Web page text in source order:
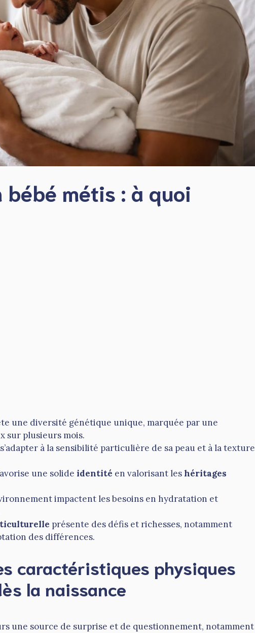
bébé métis : à quoi
une diversité génétique unique, marquée par une
sur plusieurs mois.
à la sensibilité particulière de sa peau et à la texture
une solide identité en valorisant les héritages
impactent les besoins en hydratation et
présente des défis et richesses, notamment
des différences.
caractéristiques physiques
la naissance
une source de surprise et de questionnement, notamment